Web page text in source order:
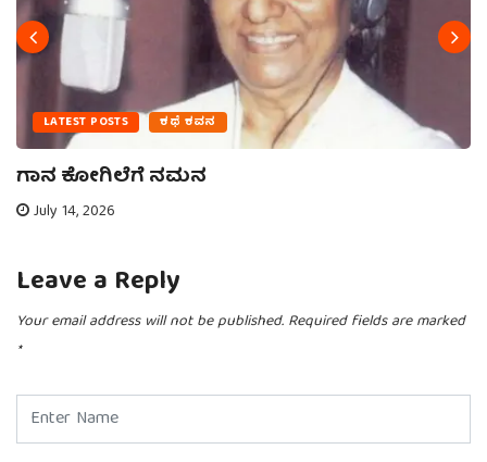
LATEST POSTS ಕಥೆ ಕವನ
ಗಾನ ಕೋಗಿಲೆಗೆ ನಮನ
July 14, 2026
Leave a Reply
Your email address will not be published. Required fields are marked
*